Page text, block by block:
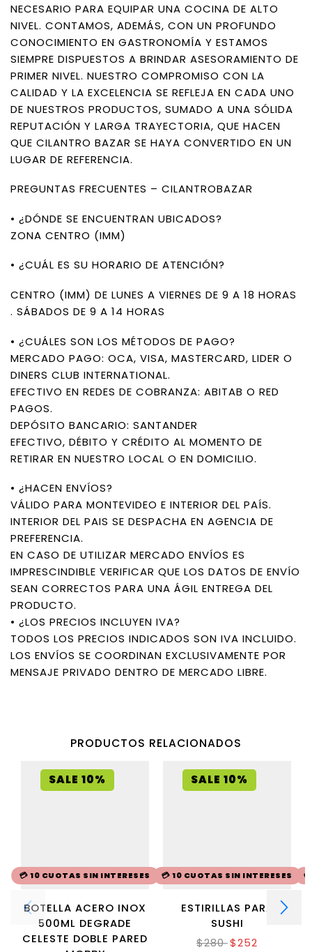
NECESARIO PARA EQUIPAR UNA COCINA DE ALTO
NIVEL. CONTAMOS, ADEMÁS, CON UN PROFUNDO
CONOCIMIENTO EN GASTRONOMÍA Y ESTAMOS
SIEMPRE DISPUESTOS A BRINDAR ASESORAMIENTO DE
PRIMER NIVEL. NUESTRO COMPROMISO CON LA
CALIDAD Y LA EXCELENCIA SE REFLEJA EN CADA UNO
DE NUESTROS PRODUCTOS, SUMADO A UNA SÓLIDA
REPUTACIÓN Y LARGA TRAYECTORIA, QUE HACEN
QUE CILANTRO BAZAR SE HAYA CONVERTIDO EN UN
LUGAR DE REFERENCIA.
PREGUNTAS FRECUENTES – CILANTROBAZAR
• ¿DÓNDE SE ENCUENTRAN UBICADOS?
ZONA CENTRO (IMM)
• ¿CUÁL ES SU HORARIO DE ATENCIÓN?
CENTRO (IMM) DE LUNES A VIERNES DE 9 A 18 HORAS
. SÁBADOS DE 9 A 14 HORAS
• ¿CUÁLES SON LOS MÉTODOS DE PAGO?
MERCADO PAGO: OCA, VISA, MASTERCARD, LIDER O
DINERS CLUB INTERNATIONAL.
EFECTIVO EN REDES DE COBRANZA: ABITAB O RED
PAGOS.
DEPÓSITO BANCARIO: SANTANDER
EFECTIVO, DÉBITO Y CRÉDITO AL MOMENTO DE
RETIRAR EN NUESTRO LOCAL O EN DOMICILIO.
• ¿HACEN ENVÍOS?
VÁLIDO PARA MONTEVIDEO E INTERIOR DEL PAÍS.
INTERIOR DEL PAIS SE DESPACHA EN AGENCIA DE
PREFERENCIA.
EN CASO DE UTILIZAR MERCADO ENVÍOS ES
IMPRESCINDIBLE VERIFICAR QUE LOS DATOS DE ENVÍO
SEAN CORRECTOS PARA UNA ÁGIL ENTREGA DEL
PRODUCTO.
• ¿LOS PRECIOS INCLUYEN IVA?
TODOS LOS PRECIOS INDICADOS SON IVA INCLUIDO.
LOS ENVÍOS SE COORDINAN EXCLUSIVAMENTE POR
MENSAJE PRIVADO DENTRO DE MERCADO LIBRE.
PRODUCTOS RELACIONADOS
SALE 10%
💳 10 CUOTAS SIN INTERESES
BOTELLA ACERO INOX
500ML DEGRADE
CELESTE DOBLE PARED
SALE 10%
💳 10 CUOTAS SIN INTERESES
ESTIRILLAS PARA
SUSHI
$280 $252